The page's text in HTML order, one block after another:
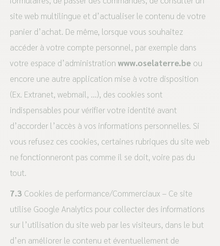
site web multilingue et d’actualiser le contenu de votre
panier d’achat. De même, lorsque vous souhaitez
accéder à votre compte personnel, par exemple dans
votre espace d’administration www.oselaterre.be ou
encore une autre application mise à votre disposition
(Ex. Extranet, webmail, …), des cookies sont
indispensables pour vérifier votre identité avant
d’accorder l’accès à vos informations personnelles. Si
vous refusez ces cookies, certaines rubriques du site web
ne fonctionneront pas comme il se doit, voire pas du
tout.
7.3 Cookies de performance/Commerciaux – Ce site
utilise Google Analytics pour collecter des informations
sur l’utilisation du site web par les visiteurs, dans le but
d’en améliorer le contenu et éventuellement de